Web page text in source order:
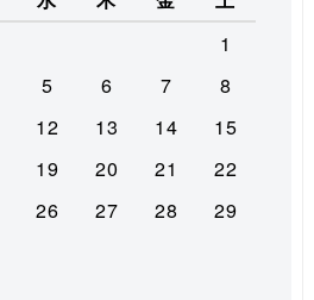
1
5 6 7
8
12 13 14
15
19 20 21
22
26 27 28
29